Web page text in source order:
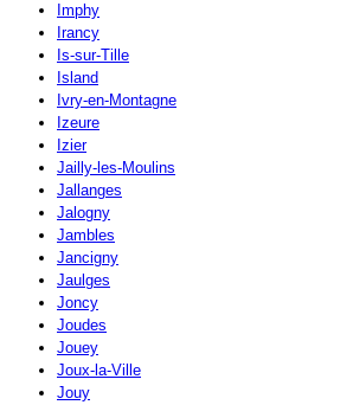
Imphy
Irancy
Is-sur-Tille
Island
Ivry-en-Montagne
Izeure
Izier
Jailly-les-Moulins
Jallanges
Jalogny
Jambles
Jancigny
Jaulges
Joncy
Joudes
Jouey
Joux-la-Ville
Jouy